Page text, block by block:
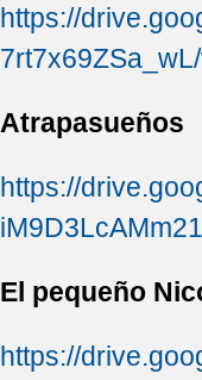
https://
Atrapasueños
https://
El pequeño
https://